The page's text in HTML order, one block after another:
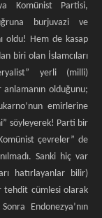
Komünist Partisi,
burjuvazi ve
oldu! Hem de kasap
biri olan İslamcıları
yerli (milli)
olduğunu;
emirlerine
söyleyerek! Parti bir
çevreler” de
Sanki hiç var
hatırlayanlar bilir)
tehdit cümlesi olarak
Endonezya’nın